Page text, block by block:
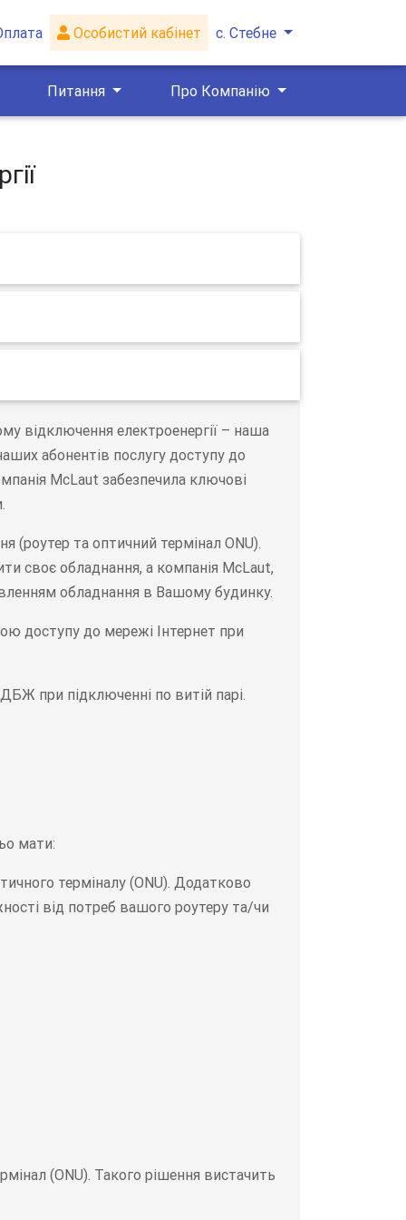
Особистий кабінет с. Стебне
Питання Про Компанію
відключення електроенергії – наша
абонентів послугу доступу до
McLaut забезпечила ключові
(роутер та оптичний термінал ONU).
своє обладнання, а компанія McLaut,
обладнання в Вашому будинку.
доступу до мережі Інтернет при
при підключенні по витій парі.
мати:
терміналу (ONU). Додатково
від потреб вашого роутеру та/чи
(ONU). Такого рішення вистачить